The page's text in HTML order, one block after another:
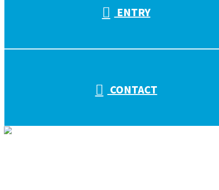
ENTRY
CONTACT